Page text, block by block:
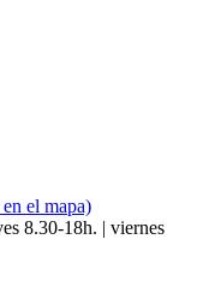
el mapa)
8.30-18h. | viernes